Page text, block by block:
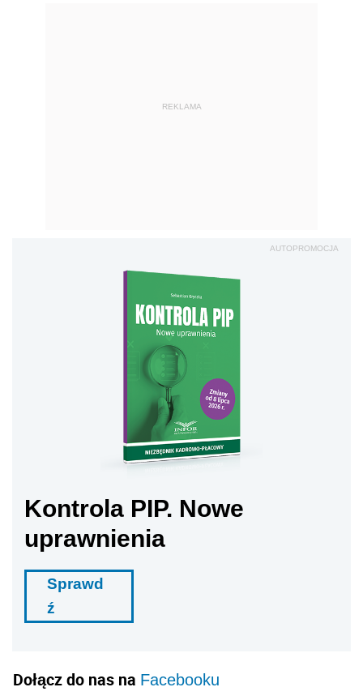
REKLAMA
AUTOPROMOCJA
Kontrola PIP. Nowe
uprawnienia
Sprawd
ź
Dołącz do nas na Facebooku